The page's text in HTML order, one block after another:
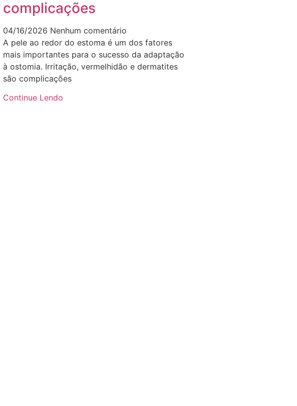
complicações
04/16/2026 Nenhum comentário
A pele ao redor do estoma é um dos fatores
mais importantes para o sucesso da adaptação
à ostomia. Irritação, vermelhidão e dermatites
são complicações
Continue Lendo